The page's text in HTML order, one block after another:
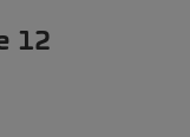
12